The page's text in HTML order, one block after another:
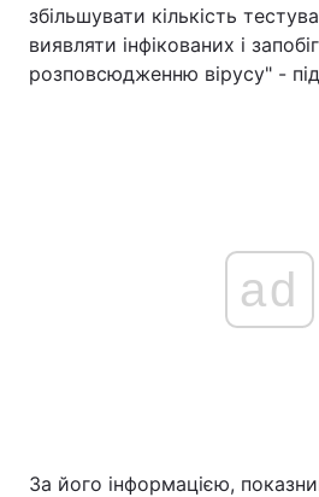
збільшувати кількість
виявляти інфікованих і
розповсюдженню вірусу" -
ad
За його інформацією,